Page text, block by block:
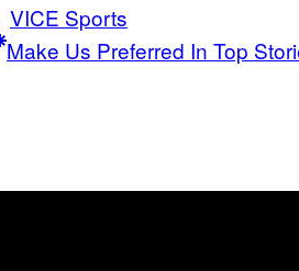
VICE Sports
Make Us Preferred In Top